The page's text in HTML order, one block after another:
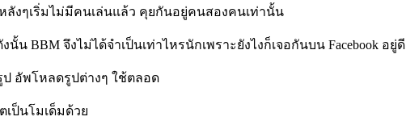
ลังๆเริ่มไม่มีคนเล่นแล้ว คุยกันอยู่คนสองคนเท่านั้น
นั้น BBM จึงไม่ได้จำเป็นเท่าไหรนักเพราะยังไงก็เจอกันบน Facebook อยู่ดี
ป อัพโหลดรูปต่างๆ ใช้ตลอด
เป็นโมเด็มด้วย